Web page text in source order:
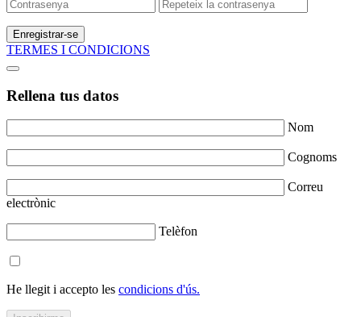
Enregistrar-se
TERMES I CONDICIONS
Rellena tus datos
Nom
Cognoms
Correu
electrònic
Telèfon
He llegit i accepto les condicions d'ús.